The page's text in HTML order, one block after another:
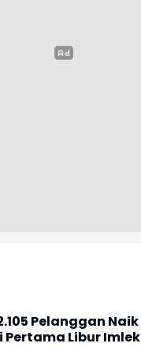
Pelanggan Naik
Pertama Libur Imlek